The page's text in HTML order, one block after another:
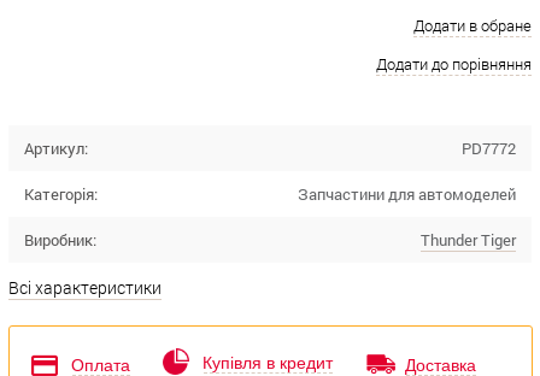
Додати в обране
Додати до порівняння
Артикул: PD7772
Категорія: Запчастини для автомоделей
Виробник: Thunder Tiger
Всі характеристики
Оплата Купівля в кредит Доставка